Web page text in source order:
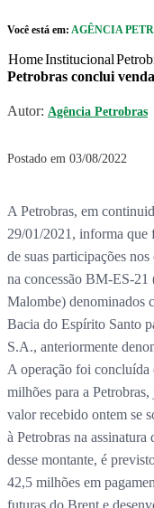
Você está em: AGÊNCIA
HomeInstitucional
Petrobras conclui
Autor: Agência Petrobras
Postado em 03/08/2022
A Petrobras, em
29/01/2021, informa que
de suas participações
na concessão BM-ES-21
Malombe) denominados
Bacia do Espírito Santo
S.A., anteriormente
A operação foi concluída
milhões para a
valor recebido ontem se
à Petrobras na
desse montante, é
42,5 milhões em
futuras do Brent e
caixa de cookies